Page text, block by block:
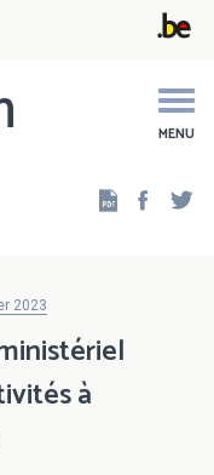
MENU
2023
à